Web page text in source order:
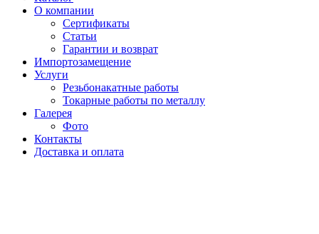
О компании
Сертификаты
Статьи
Гарантии и возврат
Импортозамещение
Услуги
Резьбонакатные работы
Токарные работы по металлу
Галерея
Фото
Контакты
Доставка и оплата